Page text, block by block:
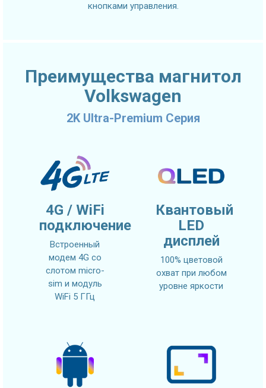
кнопками управления.
Преимущества магнитол
Volkswagen
2K Ultra-Premium Серия
4G / WiFi
подключение
Встроенный
модем 4G со
слотом micro-
sim и модуль
WiFi 5 ГГц
Квантовый
LED
дисплей
100% цветовой
охват при любом
уровне яркости